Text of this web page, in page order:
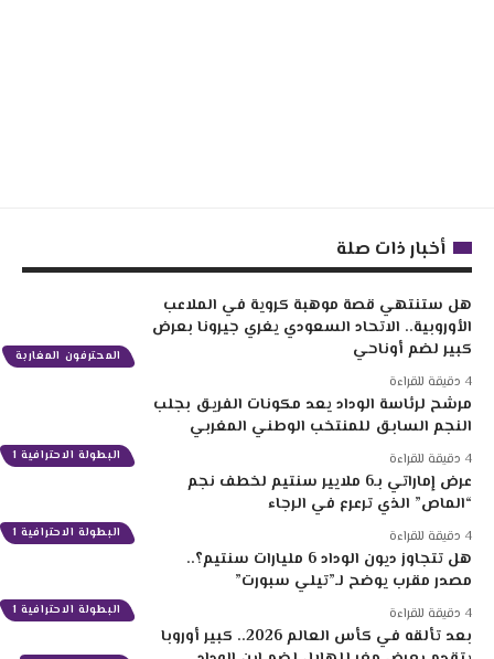
أخبار ذات صلة
المحترفون المغاربة
هل ستنتهي قصة موهبة كروية في الملاعب
الأوروبية.. الاتحاد السعودي يغري جيرونا بعرض
كبير لضم أوناحي
البطولة الاحترافية 1
مرشح لرئاسة الوداد يعد مكونات الفريق بجلب
النجم السابق للمنتخب الوطني المغربي
البطولة الاحترافية 1
عرض إماراتي بـ6 ملايير سنتيم لخطف نجم
“الماص” الذي ترعرع في الرجاء
البطولة الاحترافية 1
هل تتجاوز ديون الوداد 6 مليارات سنتيم؟..
مصدر مقرب يوضح لـ”تيلي سبورت”
بعد تألقه في كأس العالم 2026.. كبير أوروبا